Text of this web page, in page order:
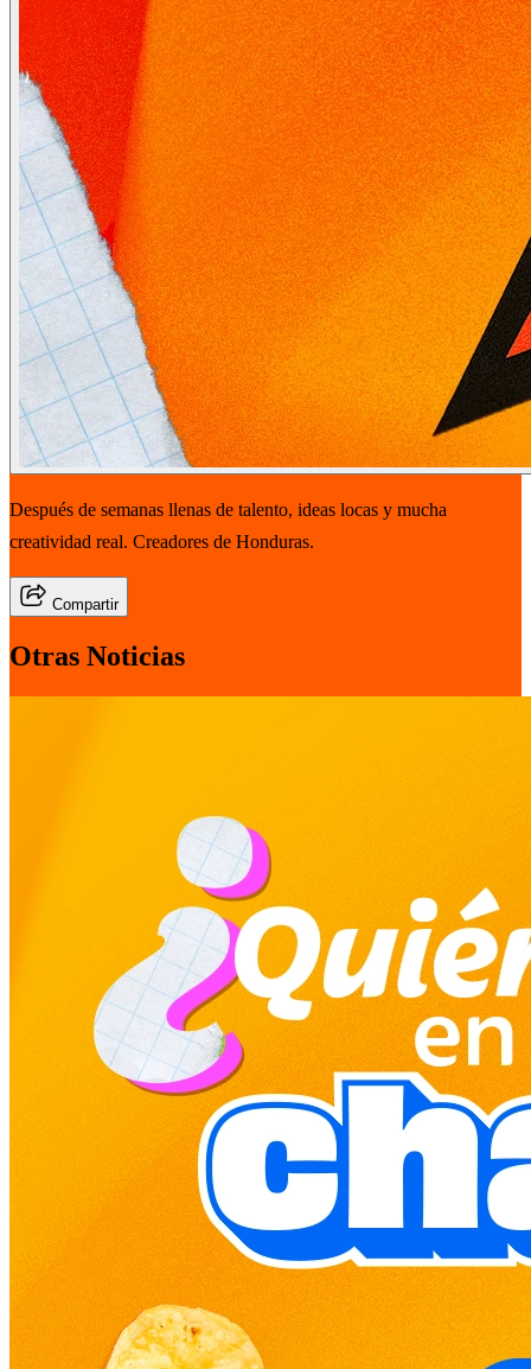
Después de semanas llenas de talento, ideas locas y mucha
creatividad real. Creadores de Honduras.
Compartir
Otras Noticias